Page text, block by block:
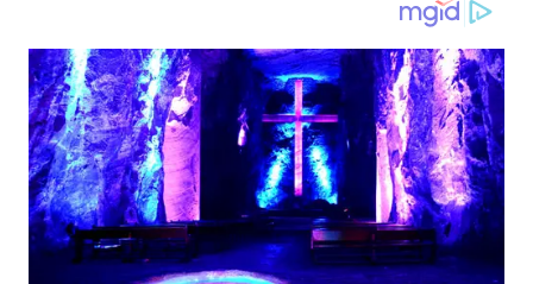
economía de este auge